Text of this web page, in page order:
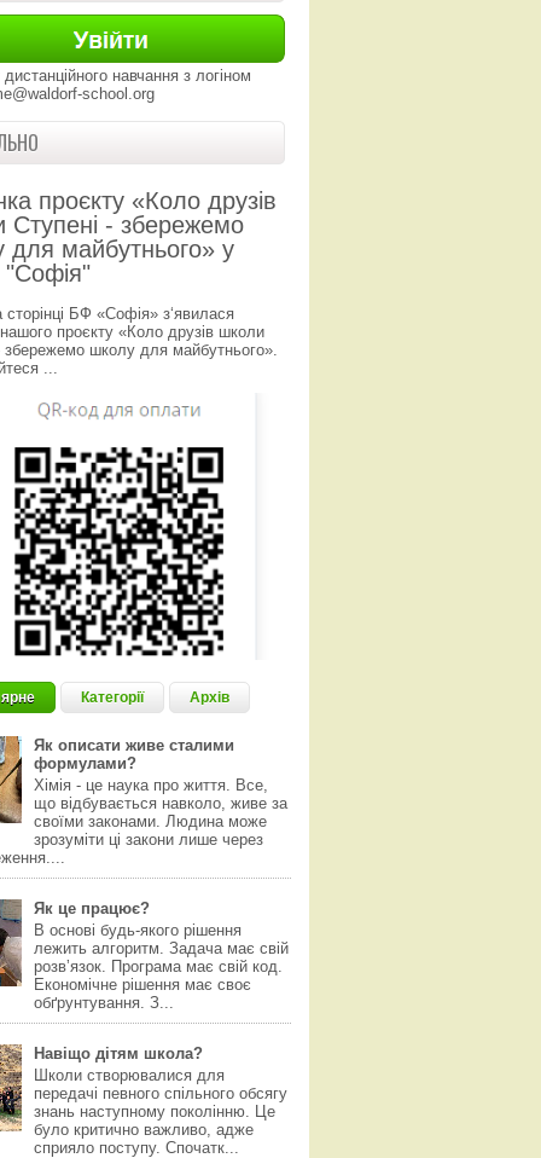
навчання з логіном
school.org
проєкту «Коло друзів
Ступені - збережемо
для майбутнього» у
"Софія"
сторінці БФ «Софія» з‘явилася
нашого проєкту «Коло друзів школи
збережемо школу для майбутнього».
...
Категорії Архів
Як описати живе сталими
формулами?
Хімія - це наука про життя. Все,
що відбувається навколо, живе за
своїми законами. Людина може
зрозуміти ці закони лише через
Як це працює?
В основі будь-якого рішення
лежить алгоритм. Задача має свій
розвʼязок. Програма має свій код.
Економічне рішення має своє
обґрунтування. З...
Навіщо дітям школа?
Школи створювалися для
передачі певного спільного обсягу
знань наступному поколінню. Це
було критично важливо, адже
сприяло поступу. Спочатк...